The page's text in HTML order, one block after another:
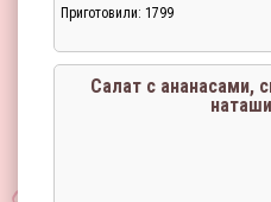
Приготовили: 1799
Салат с ананасами,